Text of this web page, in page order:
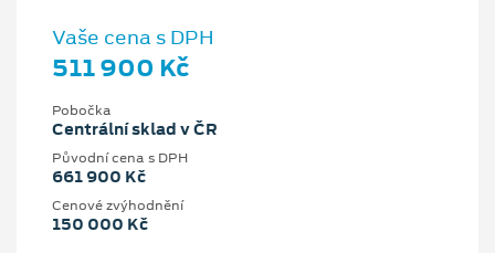
Vaše cena s DPH
511 900 Kč
Pobočka
Centrální sklad v ČR
Původní cena s DPH
661 900 Kč
Cenové zvýhodnění
150 000 Kč